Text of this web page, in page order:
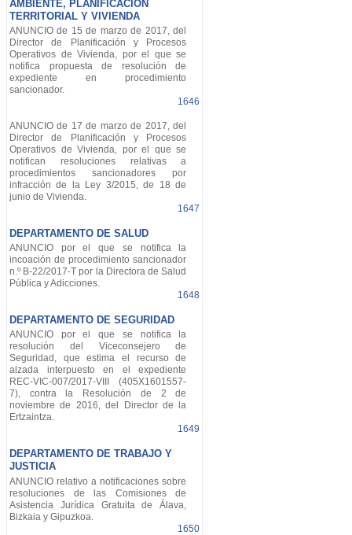
AMBIENTE, PLANIFICACIÓN
TERRITORIAL Y VIVIENDA
ANUNCIO de 15 de marzo de 2017, del
Director de Planificación y Procesos
Operativos de Vivienda, por el que se
notifica propuesta de resolución de
expediente en procedimiento
sancionador.
1646
ANUNCIO de 17 de marzo de 2017, del
Director de Planificación y Procesos
Operativos de Vivienda, por el que se
notifican resoluciones relativas a
procedimientos sancionadores por
infracción de la Ley 3/2015, de 18 de
junio de Vivienda.
1647
DEPARTAMENTO DE SALUD
ANUNCIO por el que se notifica la
incoación de procedimiento sancionador
n.º B-22/2017-T por la Directora de Salud
Pública y Adicciones.
1648
DEPARTAMENTO DE SEGURIDAD
ANUNCIO por el que se notifica la
resolución del Viceconsejero de
Seguridad, que estima el recurso de
alzada interpuesto en el expediente
REC-VIC-007/2017-VIII (405X1601557-
7), contra la Resolución de 2 de
noviembre de 2016, del Director de la
Ertzaintza.
1649
DEPARTAMENTO DE TRABAJO Y
JUSTICIA
ANUNCIO relativo a notificaciones sobre
resoluciones de las Comisiones de
Asistencia Jurídica Gratuita de Álava,
Bizkaia y Gipuzkoa.
1650